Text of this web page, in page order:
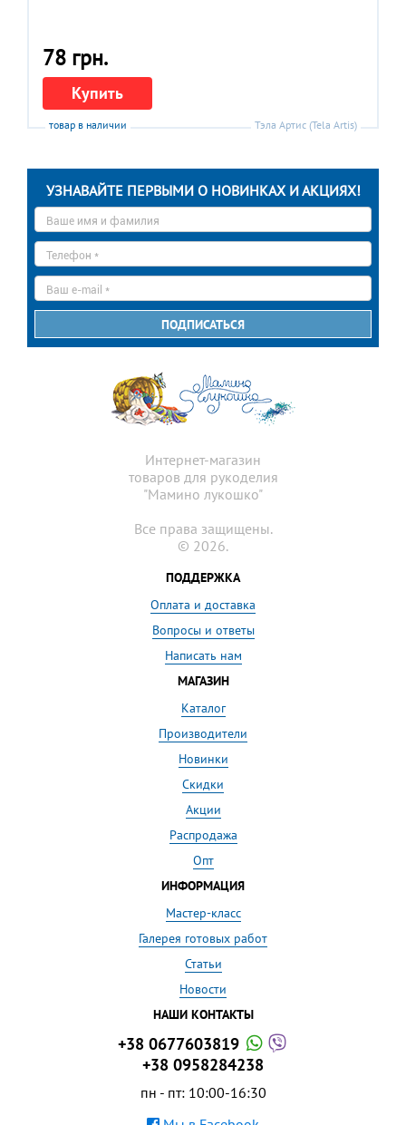
78 грн.
Купить
товар в наличии Тэла Артис (Tela Artis)
УЗНАВАЙТЕ ПЕРВЫМИ О НОВИНКАХ И АКЦИЯХ!
имя
*
mail
*
ПОДПИСАТЬСЯ
Интернет-магазин
товаров для рукоделия
"Мамино лукошко"
Все права защищены.
© 2026.
ПОДДЕРЖКА
Оплата и доставка
Вопросы и ответы
Написать нам
МАГАЗИН
Каталог
Производители
Новинки
Скидки
Акции
Распродажа
Опт
ИНФОРМАЦИЯ
Мастер-класс
Галерея готовых работ
Статьи
Новости
НАШИ КОНТАКТЫ
+38 0677603819
+38 0958284238
пн - пт: 10:00-16:30